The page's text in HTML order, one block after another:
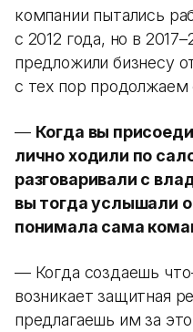
компании пытались
с 2012 года, но в
предложили бизнесу
с тех пор продолжаем
— Когда вы
лично ходили по
разговаривали с
вы тогда услышали
понимала сама
— Когда создаешь
возникает защитная
предлагаешь им за